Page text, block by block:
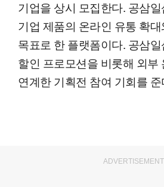
기업을 상시 모집한다. 공삼
기업 제품의 온라인 유통 확
목표로 한 플랫폼이다. 공삼
할인 프로모션을 비롯해 외부
연계한 기획전 참여 기회를 준
ADVERTISEMENT